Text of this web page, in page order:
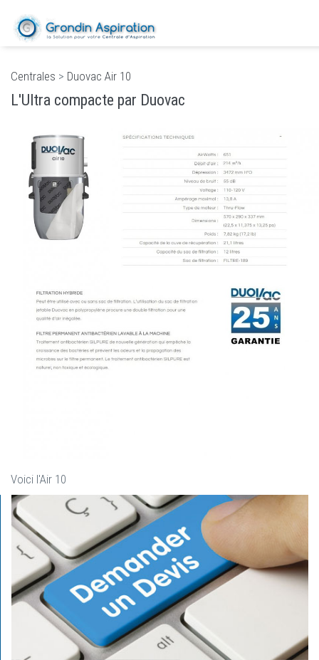
Centrales > Duovac Air 10
L'Ultra compacte par Duovac
Voici l'Air 10